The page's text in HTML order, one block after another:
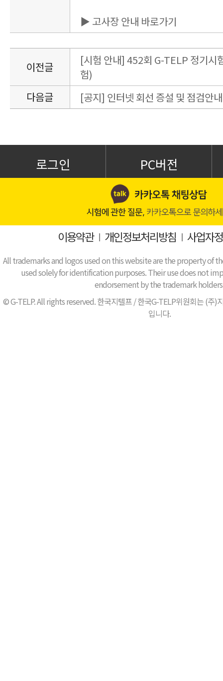
▶ 고사장 안내 바로가기
이전글
[시험 안내] 452회 G-TELP 정기시
험)
다음글
[공지] 인터넷 회선 증설 및 점검안
로그인 PC버전
이용약관I 개인정보처리방침 I 사업자
All trademarks and logos used on this website are the property of
used solely for identification purposes. Their use does not
endorsement by the trademark
© G-TELP. All rights reserved. 한국지텔프 / 한국G-TELP위원회는 (주)
입니다.